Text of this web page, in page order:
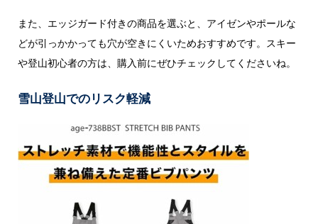
また、エッジガード付きの商品を選ぶと、アイゼンやポールな
どが引っかかっても穴が空きにくいためおすすめです。スキー
や登山初心者の方は、購入前にぜひチェックしてくださいね。
雪山登山でのリスク軽減